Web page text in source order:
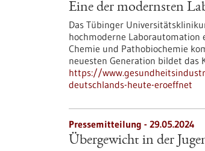
Eine der modernsten
Das Tübinger
hochmoderne Laborautomation
Chemie und Pathobiochemie
neuesten Generation bildet das
https://
deutschlands-heute-eroeffnet
Pressemitteilung - 29.05.2024
Übergewicht in der